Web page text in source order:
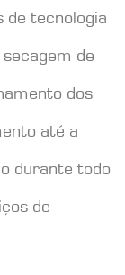
de tecnologia
de
dos
até a
durante todo
de